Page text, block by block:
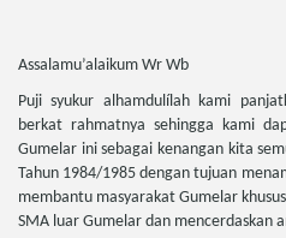
Assalamu’alaikum Wr Wb
Puji syukur alhamdulílah kami
berkat rahmatnya sehingga kami
Gumelar ini sebagai kenangan kita
Tahun 1984/1985 dengan tujuan
membantu masyarakat Gumelar
SMA luar Gumelar dan mencerdaskan